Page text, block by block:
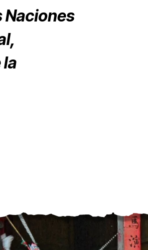
Naciones